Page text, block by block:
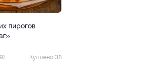
пирогов
Куплено 38